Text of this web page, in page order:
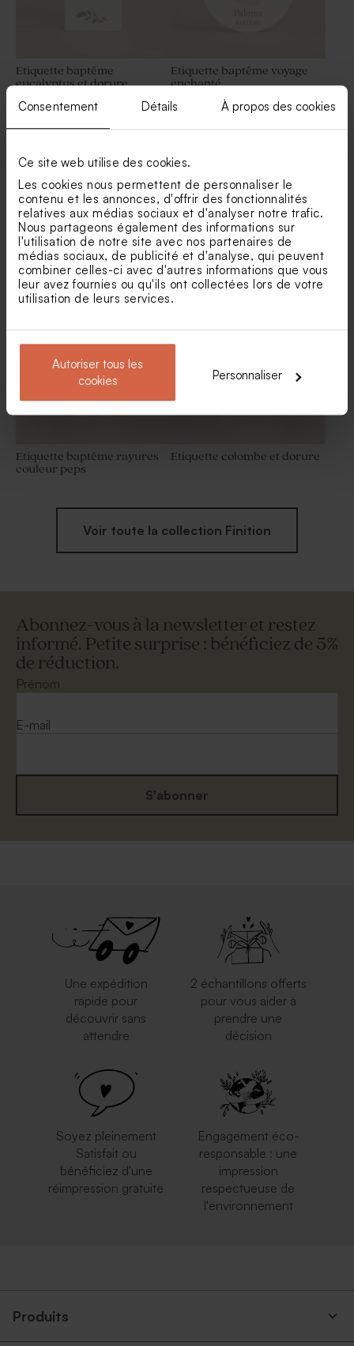
Consentement Détails À propos des cookies
Ce site web utilise des cookies.
Les cookies nous permettent de personnaliser le
contenu et les annonces, d'offrir des fonctionnalités
relatives aux médias sociaux et d'analyser notre trafic.
Nous partageons également des informations sur
l'utilisation de notre site avec nos partenaires de
médias sociaux, de publicité et d'analyse, qui peuvent
combiner celles-ci avec d'autres informations que vous
leur avez fournies ou qu'ils ont collectées lors de votre
utilisation de leurs services.
Autoriser tous les
cookies
Personnaliser
240 ex)
Pot en verre sel de bain rose
baptême
Boîte DIY cadeaux invités
naissance rose
Savon baptême rond rose -
Parfum Hibiscus
Etiquette baptême
eucalyptus et dorure
Etiquette baptême voyage
enchanté
Nouveautés
Etiquette baptême petit
ourson de tendresse
Étiquette baptême brindille
verte
Etiquette baptême rayures
couleur peps
Etiquette colombe et dorure
Voir toute la collection Finition
Abonnez-vous à la newsletter et restez
informé. Petite surprise : bénéficiez de 5%
de réduction.
Prénom
E-mail
S'abonner
Une expédition
rapide pour
découvrir sans
attendre
2 échantillons offerts
pour vous aider à
prendre une
décision
Soyez pleinement
Satisfait ou
bénéficiez d'une
réimpression gratuite
Engagement éco-
responsable : une
impression
respectueuse de
l'environnement
Produits